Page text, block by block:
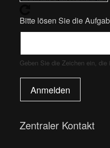
Bitte lösen Sie die
Geben Sie die Zeichen ein,
Anmelden
Zentraler Kontakt